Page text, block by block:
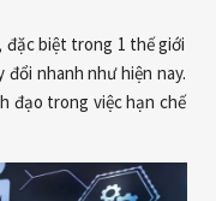
đặc biệt trong 1 thế giới
nhanh như hiện nay.
đạo trong việc hạn chế